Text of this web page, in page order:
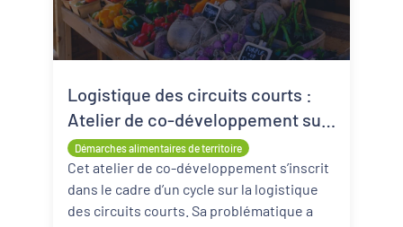
Démarches alimentaires de territoire
Logistique des circuits courts :
Atelier de co-développement sur
l’aide alimentaire avec ANDES
Cet atelier de co-développement s’inscrit
dans le cadre d’un cycle sur la logistique
des circuits courts. Sa problématique a